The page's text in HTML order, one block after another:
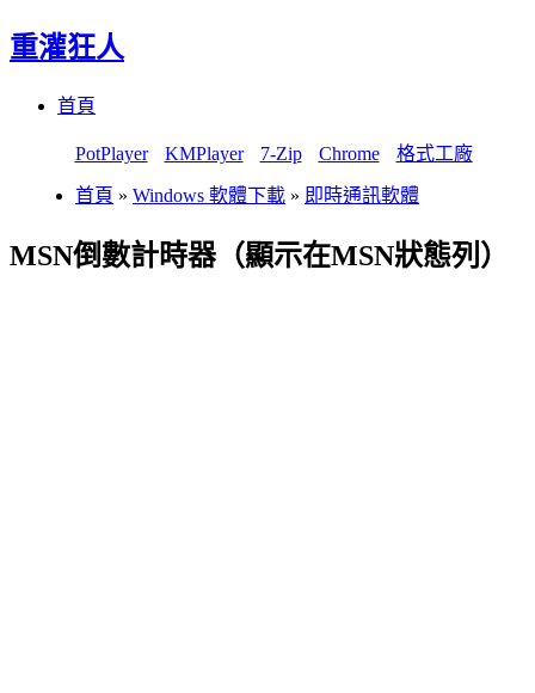
重灌狂人
首頁
PotPlayer KMPlayer 7-Zip Chrome 格式工廠
首頁 » Windows 軟體下載 » 即時通訊軟體
MSN倒數計時器（顯示在MSN狀態列）